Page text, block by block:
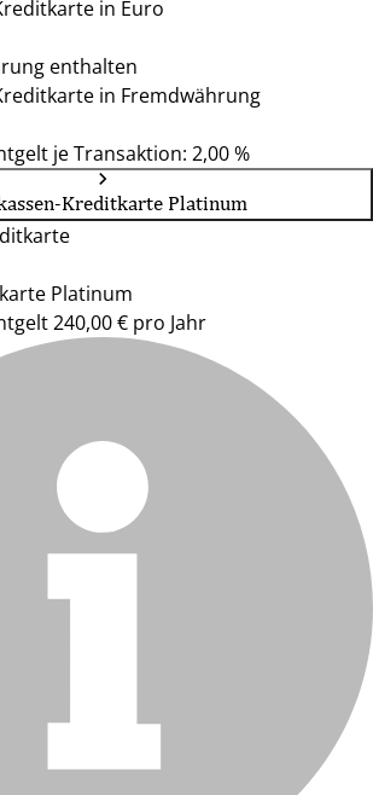
in Euro
enthalten
in Fremdwährung
je Transaktion: 2,00 %
Kreditkarte Platinum
Platinum
240,00 € pro Jahr